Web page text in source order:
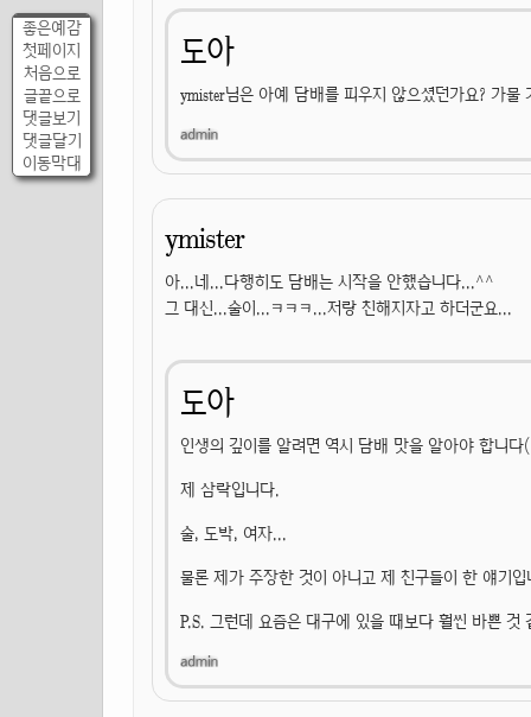
좋은예감
첫페이지
처음으로
글끝으로
댓글보기
댓글달기
이동막대
도아
ymister님은 아예 담배를 피우지 않으셨던가요? 가물
ymister
아...네...다행히도 담배는 시작을 안했습니다...^^
그 대신...술이...ㅋㅋㅋ...저랑 친해지자고 하더군요...
도아
인생의 깊이를 알려면 역시 담배 맛을 알아야 합니다
제 삼락입니다.
술, 도박, 여자...
물론 제가 주장한 것이 아니고 제 친구들이 한 얘기
P.S. 그런데 요즘은 대구에 있을 때보다 훨씬 바쁜 것